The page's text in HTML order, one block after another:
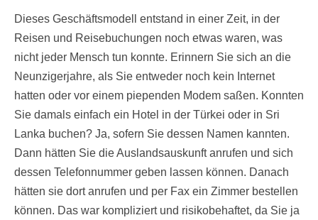
Dieses Geschäftsmodell entstand in einer Zeit, in der
Reisen und Reisebuchungen noch etwas waren, was
nicht jeder Mensch tun konnte. Erinnern Sie sich an die
Neunzigerjahre, als Sie entweder noch kein Internet
hatten oder vor einem piependen Modem saßen. Konnten
Sie damals einfach ein Hotel in der Türkei oder in Sri
Lanka buchen? Ja, sofern Sie dessen Namen kannten.
Dann hätten Sie die Auslandsauskunft anrufen und sich
dessen Telefonnummer geben lassen können. Danach
hätten sie dort anrufen und per Fax ein Zimmer bestellen
können. Das war kompliziert und risikobehaftet, da Sie ja